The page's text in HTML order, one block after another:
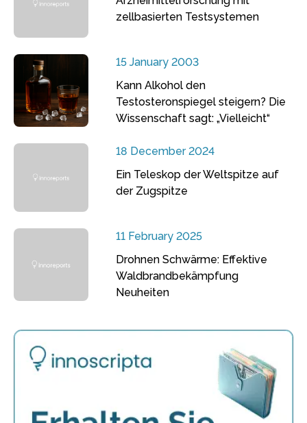
zellbasierten Testsystemen
15 January 2003
Kann Alkohol den
Testosteronspiegel steigern? Die
Wissenschaft sagt: „Vielleicht“
18 December 2024
Ein Teleskop der Weltspitze auf
der Zugspitze
11 February 2025
Drohnen Schwärme: Effektive
Waldbrandbekämpfung
Neuheiten